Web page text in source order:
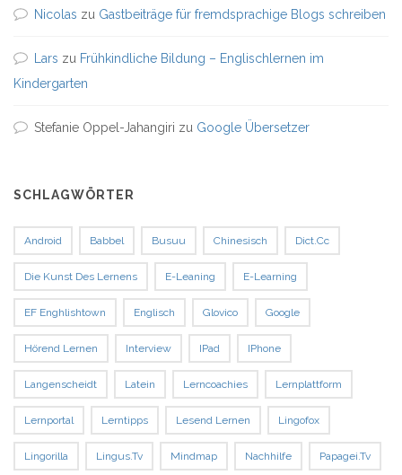
Nicolas zu Gastbeiträge für fremdsprachige Blogs schreiben
Lars zu Frühkindliche Bildung – Englischlernen im
Kindergarten
Stefanie Oppel-Jahangiri zu Google Übersetzer
SCHLAGWÖRTER
Android Babbel Busuu Chinesisch Dict.cc
Die Kunst Des Lernens E-Leaning E-Learning
EF Enghlishtown Englisch Glovico Google
Hörend Lernen Interview IPad IPhone
Langenscheidt Latein Lerncoachies Lernplattform
Lernportal Lerntipps Lesend Lernen Lingofox
Lingorilla Lingus.tv Mindmap Nachhilfe Papagei.tv